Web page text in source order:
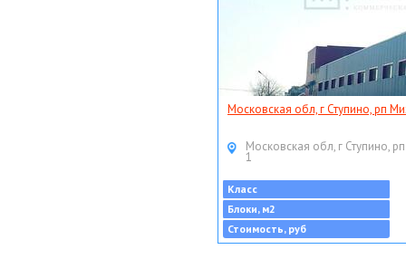
Московская обл, г Ступино, рп
Московская обл, г Ступино,
1
Класс
Блоки, м2
Стоимость, руб